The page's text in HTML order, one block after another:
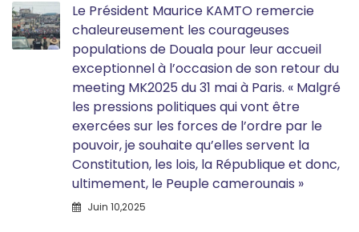
Le Président Maurice KAMTO remercie
chaleureusement les courageuses
populations de Douala pour leur accueil
exceptionnel à l’occasion de son retour du
meeting MK2025 du 31 mai à Paris. « Malgré
les pressions politiques qui vont être
exercées sur les forces de l’ordre par le
pouvoir, je souhaite qu’elles servent la
Constitution, les lois, la République et donc,
ultimement, le Peuple camerounais »
Juin 10,2025